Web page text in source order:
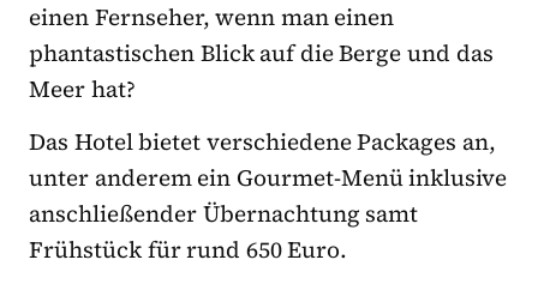
einen Fernseher, wenn man einen
phantastischen Blick auf die Berge und das
Meer hat?
Das Hotel bietet verschiedene Packages an,
unter anderem ein Gourmet-Menü inklusive
anschließender Übernachtung samt
Frühstück für rund 650 Euro.